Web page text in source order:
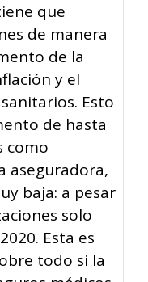
que
de manera
de la
y el
Esto
de hasta
como
aseguradora,
baja: a pesar
solo
Esta es
todo si la